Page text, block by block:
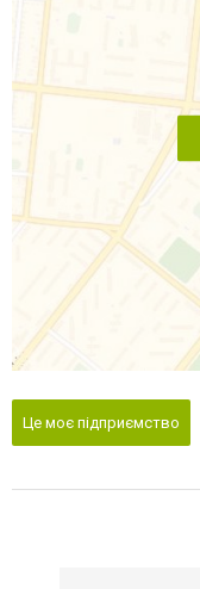
Це моє підприємство